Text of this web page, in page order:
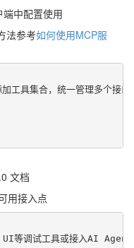
中配置使用
法参考如何使用MCP服
工具集合，统一管理多个接口
文档
用接入点
调试工具或接入AI Agent